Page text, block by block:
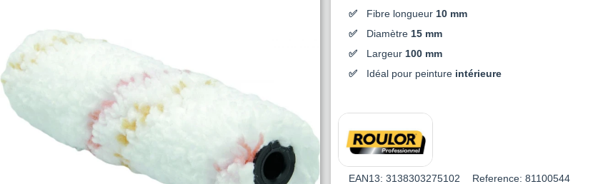
Fibre longueur 10 mm
Diamètre 15 mm
Largeur 100 mm
Idéal pour peinture intérieure
EAN13: 3138303275102 Reference: 81100544